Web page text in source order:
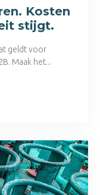
Kosten
stijgt.
geldt voor
Maak het...